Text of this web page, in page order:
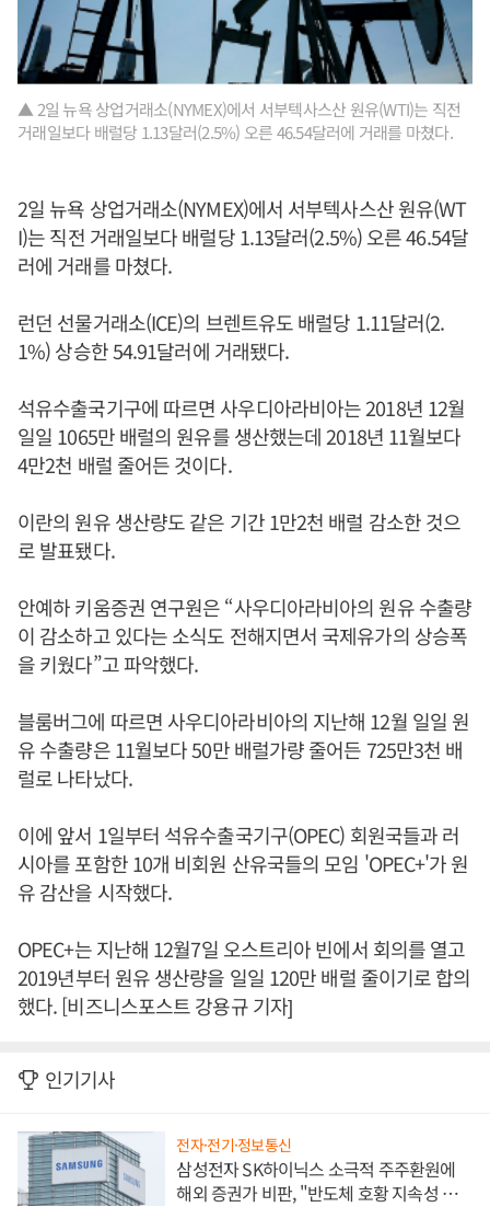
▲ 2일 뉴욕 상업거래소(NYMEX)에서 서부텍사스산 원유(WTI)는 직전
거래일보다 배럴당 1.13달러(2.5%) 오른 46.54달러에 거래를 마쳤다.
2일 뉴욕 상업거래소(NYMEX)에서 서부텍사스산 원유(WT
I)는 직전 거래일보다 배럴당 1.13달러(2.5%) 오른 46.54달
러에 거래를 마쳤다.
런던 선물거래소(ICE)의 브렌트유도 배럴당 1.11달러(2.
1%) 상승한 54.91달러에 거래됐다.
석유수출국기구에 따르면 사우디아라비아는 2018년 12월
일일 1065만 배럴의 원유를 생산했는데 2018년 11월보다
4만2천 배럴 줄어든 것이다.
이란의 원유 생산량도 같은 기간 1만2천 배럴 감소한 것으
로 발표됐다.
안예하 키움증권 연구원은 “사우디아라비아의 원유 수출량
이 감소하고 있다는 소식도 전해지면서 국제유가의 상승폭
을 키웠다”고 파악했다.
블룸버그에 따르면 사우디아라비아의 지난해 12월 일일 원
유 수출량은 11월보다 50만 배럴가량 줄어든 725만3천 배
럴로 나타났다.
이에 앞서 1일부터 석유수출국기구(OPEC) 회원국들과 러
시아를 포함한 10개 비회원 산유국들의 모임 'OPEC+'가 원
유 감산을 시작했다.
OPEC+는 지난해 12월7일 오스트리아 빈에서 회의를 열고
2019년부터 원유 생산량을 일일 120만 배럴 줄이기로 합의
했다. [비즈니스포스트 강용규 기자]
인기기사
전자·전기·정보통신
삼성전자 SK하이닉스 소극적 주주환원에
해외 증권가 비판, "반도체 호황 지속성 의